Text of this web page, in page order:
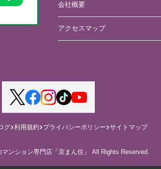
会社概要
アクセスマップ
グ 利用規約 プライバシーポリシー サイトマップ
ンション専門店「京まん住」 All Rights Reserved.